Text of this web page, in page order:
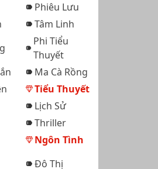
Phiêu Lưu
Tâm Linh
Phi Tiểu
Thuyết
Ma Cà Rồng
Tiểu Thuyết
Lịch Sử
Thriller
Ngôn Tình
Đô Thị